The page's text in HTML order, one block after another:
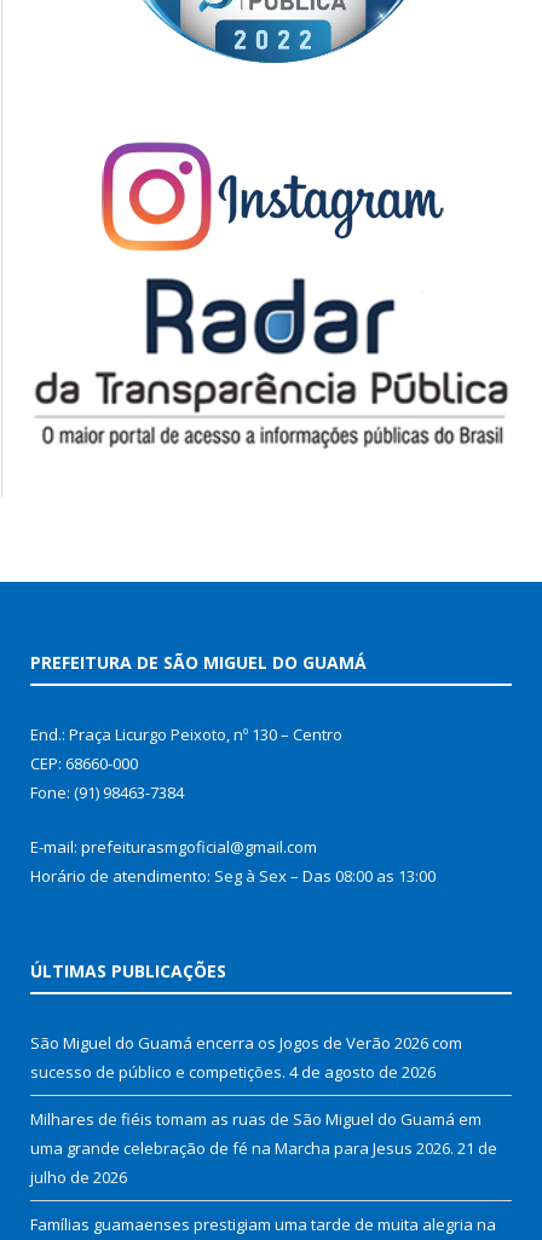
PREFEITURA DE SÃO MIGUEL DO GUAMÁ
End.: Praça Licurgo Peixoto, nº 130 – Centro
CEP: 68660-000
Fone: (91) 98463-7384
E-mail: prefeiturasmgoficial@gmail.com
Horário de atendimento: Seg à Sex – Das 08:00 as 13:00
ÚLTIMAS PUBLICAÇÕES
São Miguel do Guamá encerra os Jogos de Verão 2026 com
sucesso de público e competições. 4 de agosto de 2026
Milhares de fiéis tomam as ruas de São Miguel do Guamá em
uma grande celebração de fé na Marcha para Jesus 2026. 21 de
julho de 2026
Famílias guamaenses prestigiam uma tarde de muita alegria na